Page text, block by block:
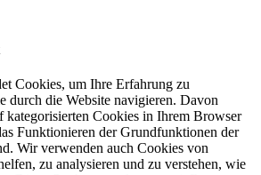
Cookies, um Ihre Erfahrung zu
durch die Website navigieren. Davon
kategorisierten Cookies in Ihrem Browser
Funktionieren der Grundfunktionen der
Wir verwenden auch Cookies von
zu analysieren und zu verstehen, wie